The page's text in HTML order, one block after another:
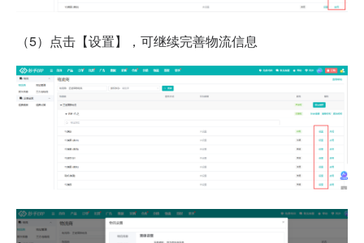
（5） 点击【设置】，可继续完善物流信息